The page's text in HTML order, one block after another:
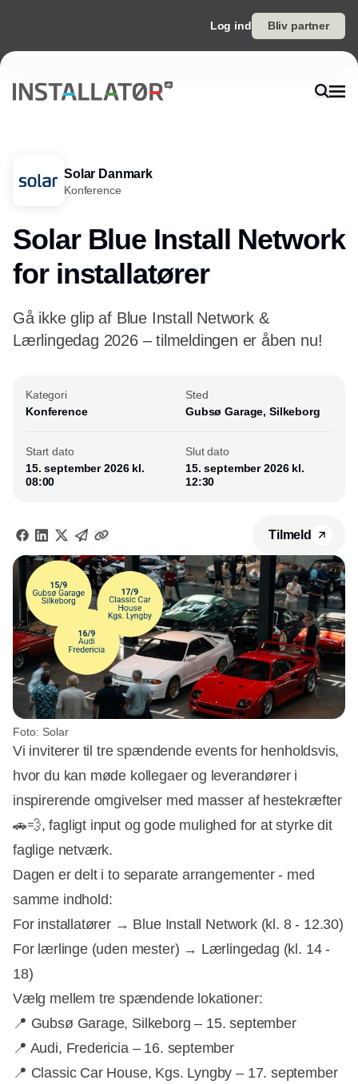
Log ind Bliv partner
Solar Danmark
Konference
Solar Blue Install Network
for installatører
Gå ikke glip af Blue Install Network &
Lærlingedag 2026 – tilmeldingen er åben nu!
Kategori
Konference
Sted
Gubsø Garage, Silkeborg
Start dato
15. september 2026 kl.
08:00
Slut dato
15. september 2026 kl.
12:30
Tilmeld
Foto: Solar
Vi inviterer til tre spændende events for henholdsvis,
hvor du kan møde kollegaer og leverandører i
inspirerende omgivelser med masser af hestekræfter
🚗💨, fagligt input og gode mulighed for at styrke dit
faglige netværk.
Dagen er delt i to separate arrangementer - med
samme indhold:
For installatører → Blue Install Network (kl. 8 - 12.30)
For lærlinge (uden mester) → Lærlingedag (kl. 14 -
18)
Vælg mellem tre spændende lokationer:
📍 Gubsø Garage, Silkeborg – 15. september
📍 Audi, Fredericia – 16. september
📍 Classic Car House, Kgs. Lyngby – 17. september